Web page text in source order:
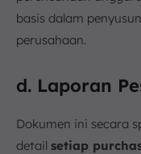
basis dalam
perusahaan.
d. Laporan
Dokumen ini secara
detail setiap